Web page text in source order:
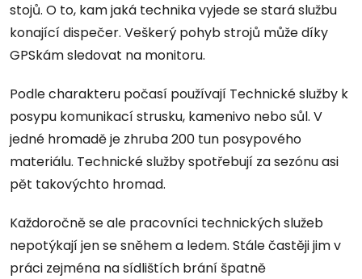
stojů. O to, kam jaká technika vyjede se stará službu
konající dispečer. Veškerý pohyb strojů může díky
GPSkám sledovat na monitoru.
Podle charakteru počasí používají Technické služby k
posypu komunikací strusku, kamenivo nebo sůl. V
jedné hromadě je zhruba 200 tun posypového
materiálu. Technické služby spotřebují za sezónu asi
pět takovýchto hromad.
Každoročně se ale pracovníci technických služeb
nepotýkají jen se sněhem a ledem. Stále častěji jim v
práci zejména na sídlištích brání špatně